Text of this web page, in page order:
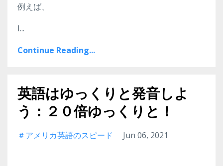
例えば、
I...
Continue Reading...
英語はゆっくりと発音しよ
う：２０倍ゆっくりと！
＃アメリカ英語のスピード Jun 06, 2021